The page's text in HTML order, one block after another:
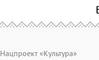
Нацпроект «Культура»